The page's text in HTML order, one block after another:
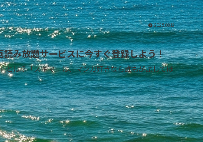
2025.08.12
み放題サービスに今すぐ登録しよう！
？「スキマ」は、マンガ好きなら誰もが試してほ